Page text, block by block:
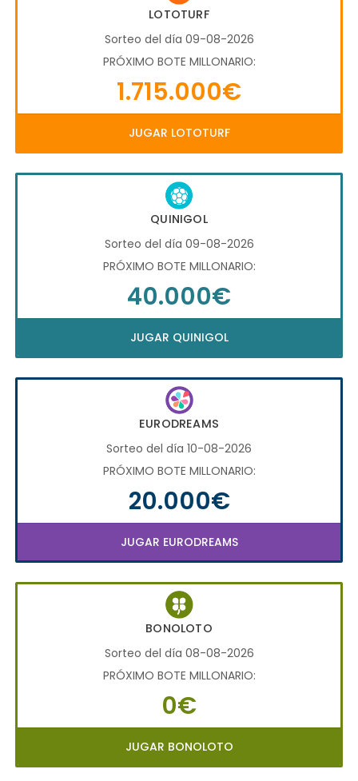
LOTOTURF
Sorteo del día 09-08-2026
PRÓXIMO BOTE MILLONARIO:
1.715.000€
JUGAR LOTOTURF
QUINIGOL
Sorteo del día 09-08-2026
PRÓXIMO BOTE MILLONARIO:
40.000€
JUGAR QUINIGOL
EURODREAMS
Sorteo del día 10-08-2026
PRÓXIMO BOTE MILLONARIO:
20.000€
JUGAR EURODREAMS
BONOLOTO
Sorteo del día 08-08-2026
PRÓXIMO BOTE MILLONARIO:
0€
JUGAR BONOLOTO